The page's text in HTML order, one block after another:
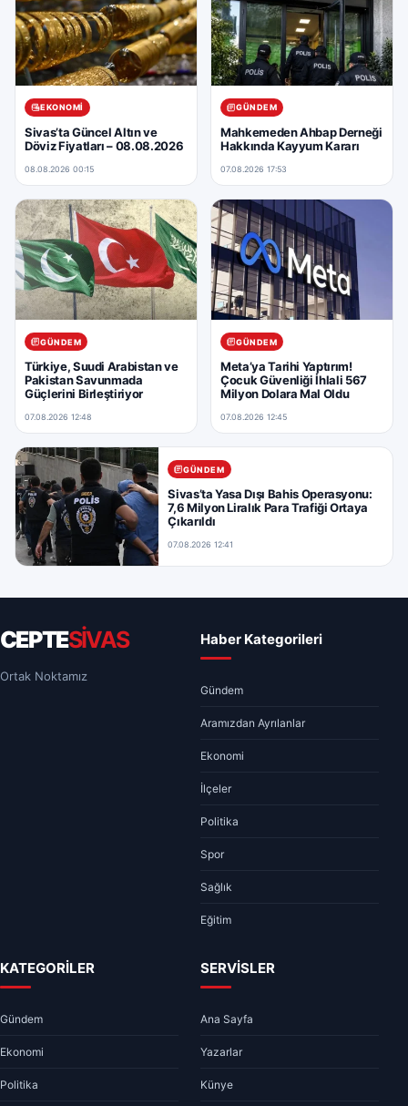
EKONOMI
Sivas’ta Güncel Altın ve
Döviz Fiyatları – 08.08.2026
08.08.2026 00:15
GÜNDEM
Mahkemeden Ahbap Derneği
Hakkında Kayyum Kararı
07.08.2026 17:53
GÜNDEM
Türkiye, Suudi Arabistan ve
Pakistan Savunmada
Güçlerini Birleştiriyor
07.08.2026 12:48
GÜNDEM
Meta’ya Tarihi Yaptırım!
Çocuk Güvenliği İhlali 567
Milyon Dolara Mal Oldu
07.08.2026 12:45
GÜNDEM
Sivas’ta Yasa Dışı Bahis Operasyonu:
7,6 Milyon Liralık Para Trafiği Ortaya
Çıkarıldı
07.08.2026 12:41
CEPTESİVAS
Ortak Noktamız
Haber Kategorileri
Gündem
Aramızdan Ayrılanlar
Ekonomi
İlçeler
Politika
Spor
Sağlık
Eğitim
KATEGORİLER
Gündem
Ekonomi
Politika
SERVİSLER
Ana Sayfa
Yazarlar
Künye